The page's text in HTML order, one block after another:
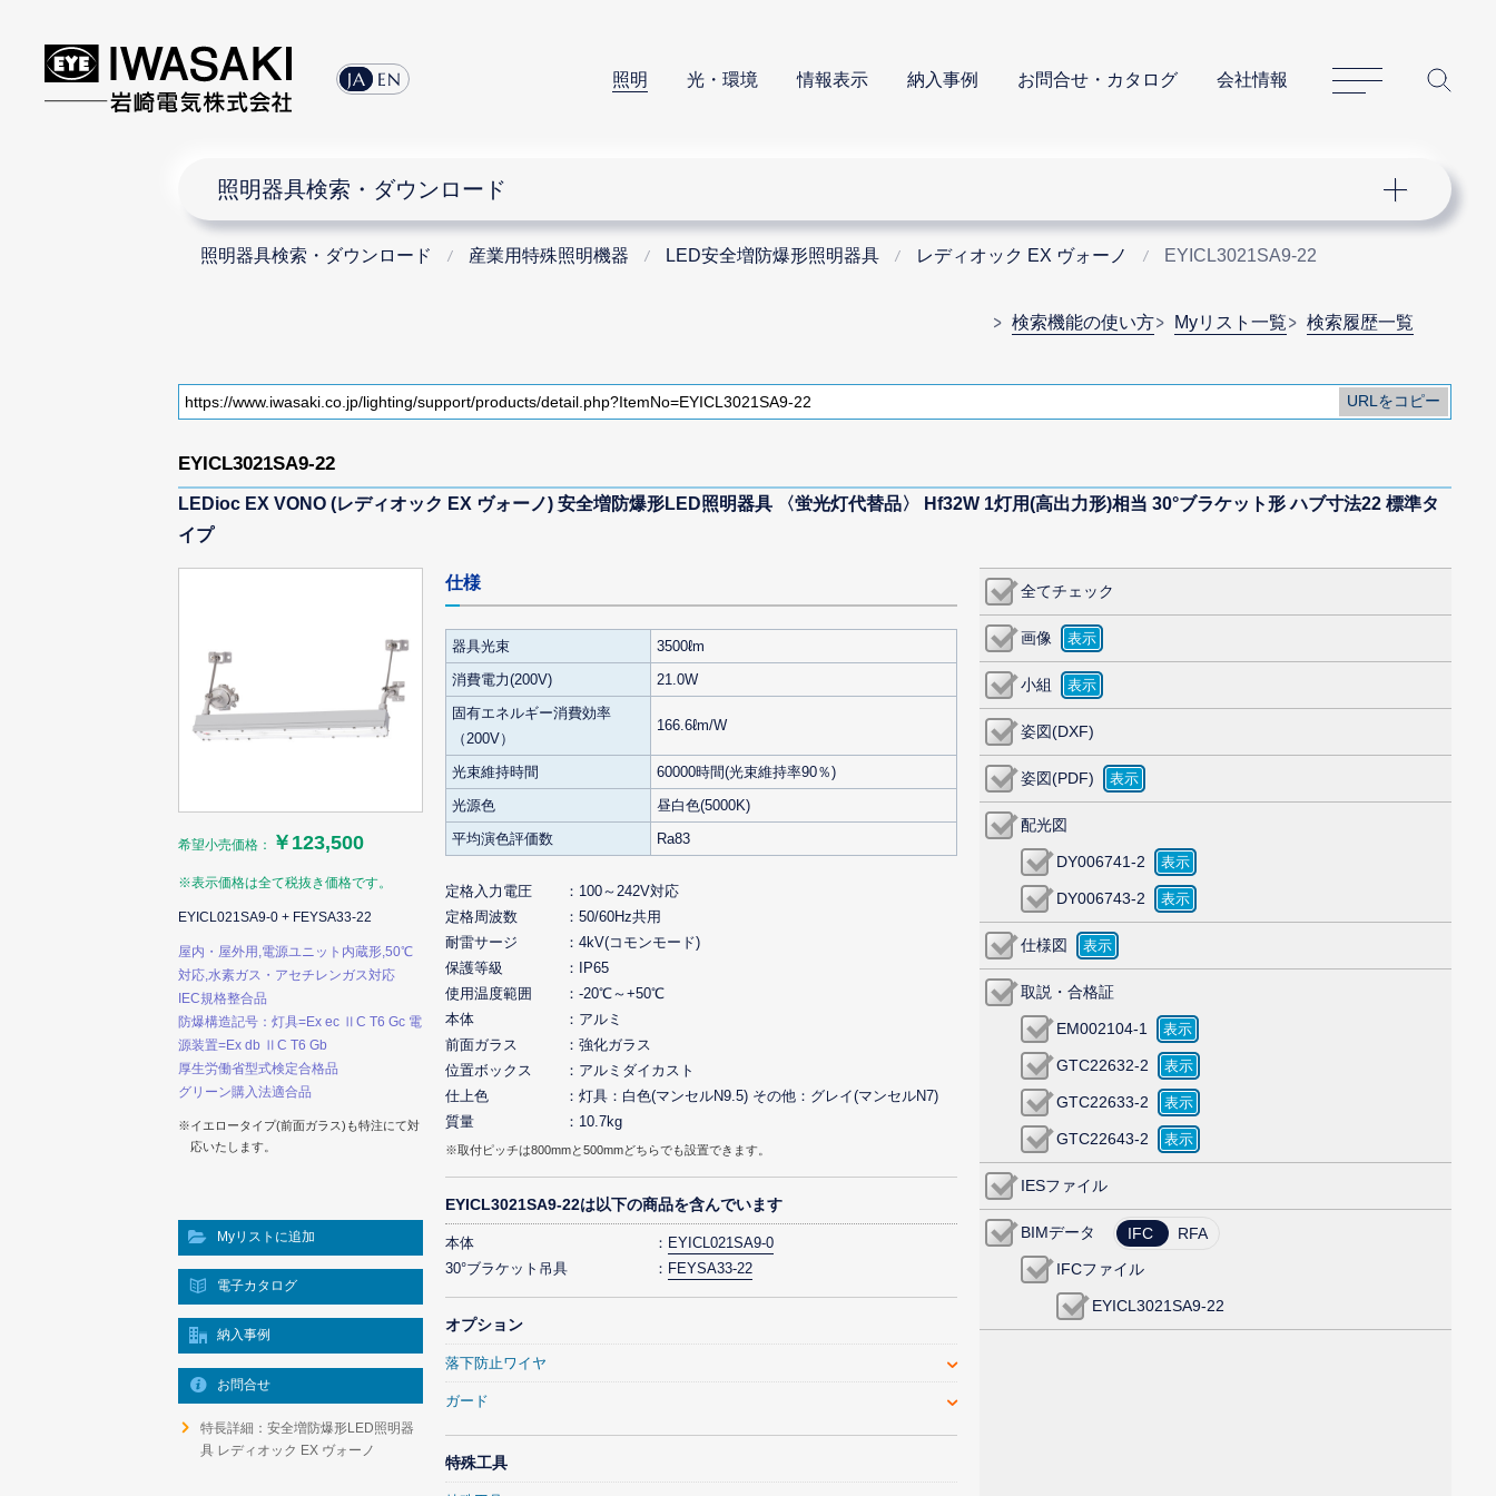
JA EN 照明 光・環境 情報表示 納入事例 お問合せ・カタログ 会社情報
サイトマップ
照明器具検索・ダウンロード
照明器具検索・ダウンロード 産業用特殊照明機器 LED安全増防爆形照明器具 レディオック EX ヴォーノ EYICL3021SA9-22
検索機能の使い方 Myリスト一覧 検索履歴一覧
EYICL3021SA9-22
LEDioc EX VONO (レディオック EX ヴォーノ) 安全増防爆形LED照明器具 〈蛍光灯代替品〉 Hf32W 1灯用(高出力形)相当 30°ブラケット形 ハブ寸法22 標準タ
イプ
希望小売価格： ￥123,500
※表示価格は全て税抜き価格です。
EYICL021SA9-0 + FEYSA33-22
屋内・屋外用,電源ユニット内蔵形,50℃
対応,水素ガス・アセチレンガス対応
IEC規格整合品
防爆構造記号：灯具=Ex ec ⅡC T6 Gc 電
源装置=Ex db ⅡC T6 Gb
厚生労働省型式検定合格品
グリーン購入法適合品
※イエロータイプ(前面ガラス)も特注にて対
応いたします。
Myリストに追加
電子カタログ
納入事例
お問合せ
特長詳細：安全増防爆形LED照明器
具 レディオック EX ヴォーノ
全てチェック
画像
小組
姿図(DXF)
姿図(PDF)
配光図
DY006741-2
DY006743-2
仕様図
取説・合格証
EM002104-1
GTC22632-2
GTC22633-2
GTC22643-2
IESファイル
BIMデータ IFC
RFA
IFCファイル
EYICL3021SA9-22
仕様
器具光束
3500ℓm
消費電力(200V)
21.0W
固有エネルギー消費効率
（200V）
166.6ℓm/W
光束維持時間
60000時間(光束維持率90％)
光源色
昼白色(5000K)
平均演色評価数
Ra83
定格入力電圧
100～242V対応
定格周波数
50/60Hz共用
耐雷サージ
4kV(コモンモード)
保護等級
IP65
使用温度範囲
-20℃～+50℃
本体
アルミ
前面ガラス
強化ガラス
位置ボックス
アルミダイカスト
仕上色
灯具：白色(マンセルN9.5) その他：グレイ(マンセルN7)
質量
10.7kg
※取付ピッチは800mmと500mmどちらでも設置できます。
EYICL3021SA9-22は以下の商品を含んでいます
本体
EYICL021SA9-0
30°ブラケット吊具
FEYSA33-22
オプション
落下防止ワイヤ
ガード
特殊工具